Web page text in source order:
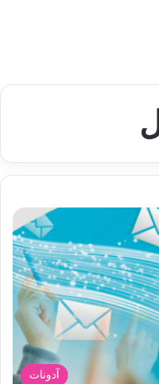
آدونات